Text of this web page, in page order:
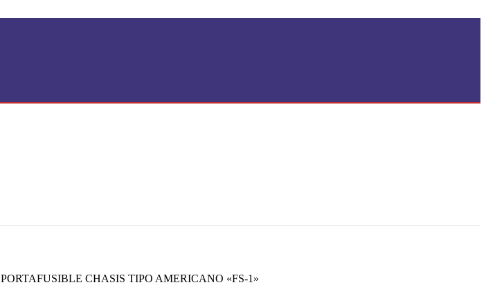
PORTAFUSIBLE CHASIS TIPO AMERICANO «FS-1»